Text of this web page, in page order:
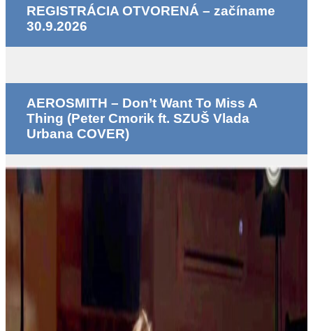
REGISTRÁCIA OTVORENÁ – začíname
30.9.2026
AEROSMITH – Don’t Want To Miss A
Thing (Peter Cmorik ft. SZUŠ Vlada
Urbana COVER)